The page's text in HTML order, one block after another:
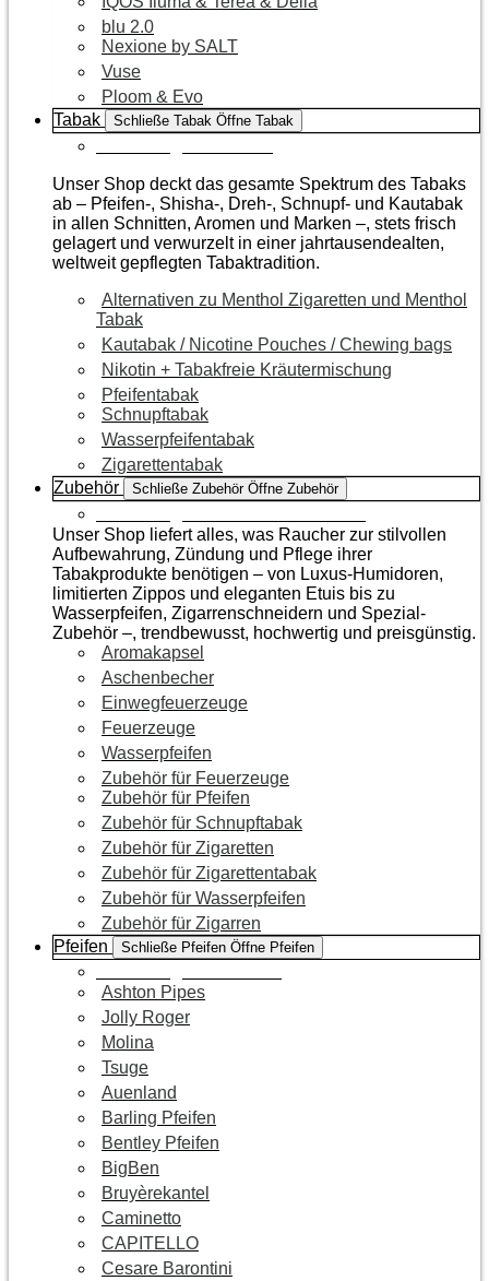
blu 2.0
Nexione by SALT
Vuse
Ploom & Evo
Tabak
Schließe Tabak Öffne Tabak
Unser Shop deckt das gesamte Spektrum des Tabaks
ab – Pfeifen-, Shisha-, Dreh-, Schnupf- und Kautabak
in allen Schnitten, Aromen und Marken –, stets frisch
gelagert und verwurzelt in einer jahrtausendealten,
weltweit gepflegten Tabaktradition.
Alternativen zu Menthol Zigaretten und Menthol
Tabak
Kautabak / Nicotine Pouches / Chewing bags
Nikotin + Tabakfreie Kräutermischung
Pfeifentabak
Schnupftabak
Wasserpfeifentabak
Zigarettentabak
Zubehör
Schließe Zubehör Öffne Zubehör
Unser Shop liefert alles, was Raucher zur stilvollen
Aufbewahrung, Zündung und Pflege ihrer
Tabakprodukte benötigen – von Luxus-Humidoren,
limitierten Zippos und eleganten Etuis bis zu
Wasserpfeifen, Zigarrenschneidern und Spezial-
Zubehör –, trendbewusst, hochwertig und preisgünstig.
Aromakapsel
Aschenbecher
Einwegfeuerzeuge
Feuerzeuge
Wasserpfeifen
Zubehör für Feuerzeuge
Zubehör für Pfeifen
Zubehör für Schnupftabak
Zubehör für Zigaretten
Zubehör für Zigarettentabak
Zubehör für Wasserpfeifen
Zubehör für Zigarren
Pfeifen
Schließe Pfeifen Öffne Pfeifen
Ashton Pipes
Jolly Roger
Molina
Tsuge
Auenland
Barling Pfeifen
Bentley Pfeifen
BigBen
Bruyèrekantel
Caminetto
CAPITELLO
Cesare Barontini